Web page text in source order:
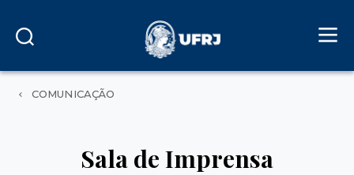
COMUNICAÇÃO
Sala de Imprensa